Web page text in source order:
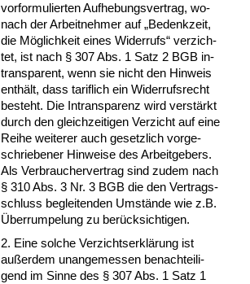
vor­for­mu­lier­ten Auf­he­bungs­ver­trag, wo­
nach der Ar­beit­neh­mer auf „Be­denk­zeit,
die Möglich­keit ei­nes Wi­der­rufs“ ver­zich­
tet, ist nach § 307 Abs. 1 Satz 2 BGB in­
trans­pa­rent, wenn sie nicht den Hin­weis
enthält, dass ta­rif­lich ein Wi­der­rufs­recht
be­steht. Die In­trans­pa­renz wird verstärkt
durch den gleich­zei­ti­gen Ver­zicht auf ei­ne
Rei­he wei­te­rer auch ge­setz­lich vor­ge­
schrie­be­ner Hin­wei­se des Ar­beit­ge­bers.
Als Ver­brau­cher­ver­trag sind zu­dem nach
§ 310 Abs. 3 Nr. 3 BGB die den Ver­trags­
schluss be­glei­ten­den Umstände wie z.B.
Über­rum­pe­lung zu berück­sich­ti­gen.
2. Ei­ne sol­che Ver­zichts­erklärung ist
außer­dem un­an­ge­mes­sen be­nach­tei­li­
gend im Sin­ne des § 307 Abs. 1 Satz 1